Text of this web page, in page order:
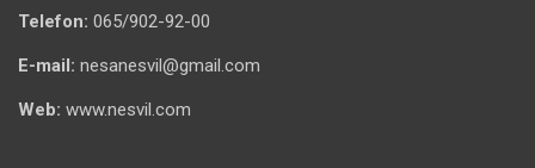
Telefon: 065/902-92-00
E-mail: nesanesvil@gmail.com
Web: www.nesvil.com